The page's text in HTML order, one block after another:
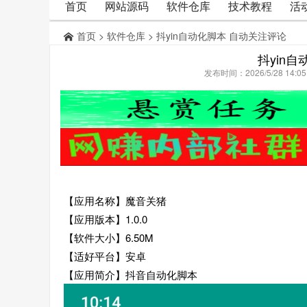
首页 网站源码 软件仓库 技术教程 活
首页 > 软件仓库 > 抖yin自动化脚本 自动关注评论
抖yin自
发布时间：2026/5/28
【应用名称】魔音关猪
【应用版本】1.0.0
【软件大小】6.50M
【适好平台】安卓
【应用简介】抖音自动化脚本